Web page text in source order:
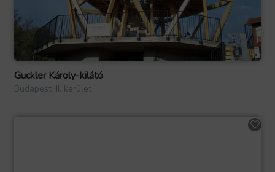
Guckler Károly-kilátó
Budapest III. kerület